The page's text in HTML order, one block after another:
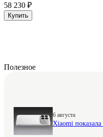
58 230 ₽
Купить
Полезное
6 августа
Xiaomi